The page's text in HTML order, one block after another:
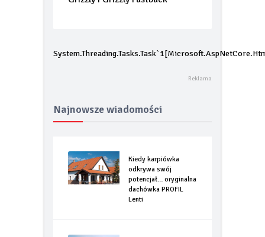
Najnowsze wiadomości
Kiedy karpiówka
odkrywa swój
potencjał… oryginalna
dachówka PROFIL
Lenti